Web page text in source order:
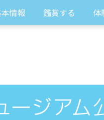
情報 鑑賞する 体